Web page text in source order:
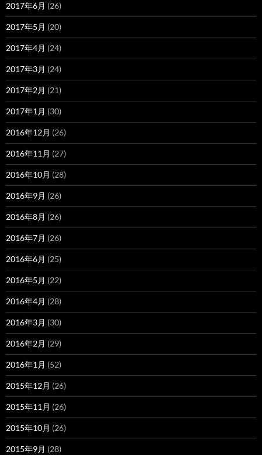
2017年6月 (26)
2017年5月 (20)
2017年4月 (24)
2017年3月 (24)
2017年2月 (21)
2017年1月 (30)
2016年12月 (26)
2016年11月 (27)
2016年10月 (28)
2016年9月 (26)
2016年8月 (26)
2016年7月 (26)
2016年6月 (25)
2016年5月 (22)
2016年4月 (28)
2016年3月 (30)
2016年2月 (29)
2016年1月 (52)
2015年12月 (26)
2015年11月 (26)
2015年10月 (26)
2015年9月 (28)